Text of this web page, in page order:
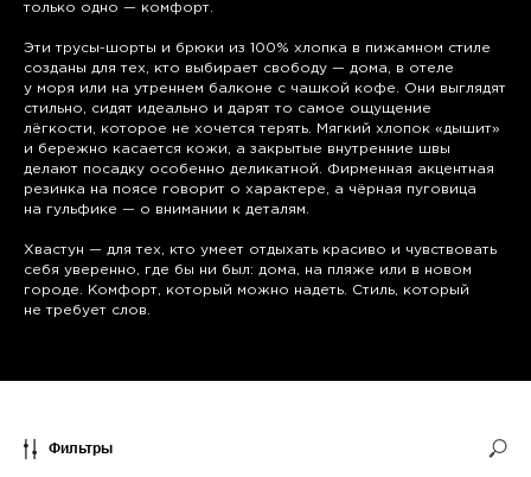
только одно — комфорт.
Эти трусы-шорты и брюки из 100% хлопка в пижамном стиле
созданы для тех, кто выбирает свободу — дома, в отеле
у моря или на утреннем балконе с чашкой кофе. Они выглядят
стильно, сидят идеально и дарят то самое ощущение
лёгкости, которое не хочется терять. Мягкий хлопок «дышит»
и бережно касается кожи, а закрытые внутренние швы
делают посадку особенно деликатной. Фирменная акцентная
резинка на поясе говорит о характере, а чёрная пуговица
на гульфике — о внимании к деталям.
Хвастун — для тех, кто умеет отдыхать красиво и чувствовать
себя уверенно, где бы ни был: дома, на пляже или в новом
городе. Комфорт, который можно надеть. Стиль, который
не требует слов.
Фильтры